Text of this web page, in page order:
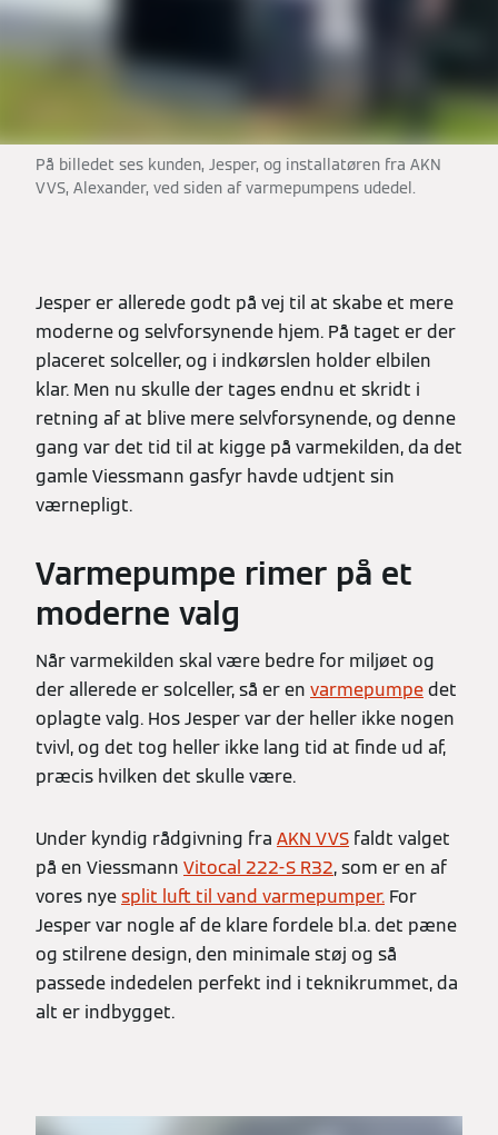
På billedet ses kunden, Jesper, og installatøren fra AKN
VVS, Alexander, ved siden af varmepumpens udedel.
Jesper er allerede godt på vej til at skabe et mere
moderne og selvforsynende hjem. På taget er der
placeret solceller, og i indkørslen holder elbilen
klar. Men nu skulle der tages endnu et skridt i
retning af at blive mere selvforsynende, og denne
gang var det tid til at kigge på varmekilden, da det
gamle Viessmann gasfyr havde udtjent sin
værnepligt.
Varmepumpe rimer på et
moderne valg
Når varmekilden skal være bedre for miljøet og
der allerede er solceller, så er en varmepumpedet
oplagte valg. Hos Jesper var der heller ikke nogen
tvivl, og det tog heller ikke lang tid at finde ud af,
præcis hvilken det skulle være.
Under kyndig rådgivning fra AKN VVS faldt valget
på en Viessmann Vitocal 222-S R32, som er en af
vores nyesplit luft til vand varmepumper. For
Jesper var nogle af de klare fordele bl.a. det pæne
og stilrene design, den minimale støj og så
passede indedelen perfekt ind i teknikrummet, da
alt er indbygget.